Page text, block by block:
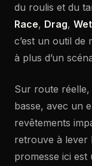
du roulis et du
Race, Drag, Wet
c’est un outil
à plus d’un
Sur route
basse, avec un
revêtements
retrouve à lever
promesse ici est